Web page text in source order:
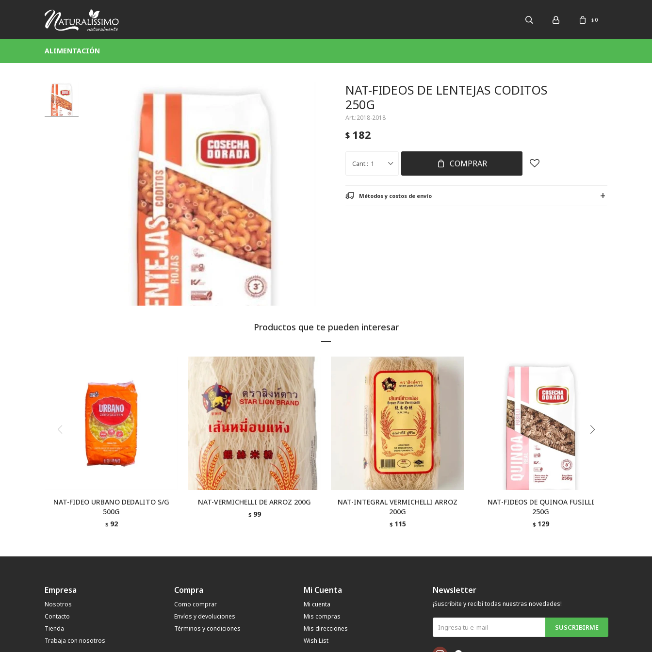
ALIMENTACIÓN
$ 0
NAT-FIDEOS DE LENTEJAS CODITOS
250G
2018-2018
$ 182
1 COMPRAR
Métodos y costos de envío
Productos que te pueden interesar
NAT-FIDEO URBANO DEDALITO S/G
500G
$ 92
NAT-VERMICHELLI DE ARROZ 200G
$ 99
NAT-INTEGRAL VERMICHELLI ARROZ
200G
$ 115
NAT-FIDEOS DE QUINOA FUSILLI
250G
$ 129
Empresa
Nosotros
Contacto
Tienda
Trabaja con nosotros
Compra
Como comprar
Envíos y devoluciones
Términos y condiciones
Mi Cuenta
Mi cuenta
Mis compras
Mis direcciones
Wish List
Newsletter
¡Suscribite y recibí todas nuestras novedades!
SUSCRIBIRME